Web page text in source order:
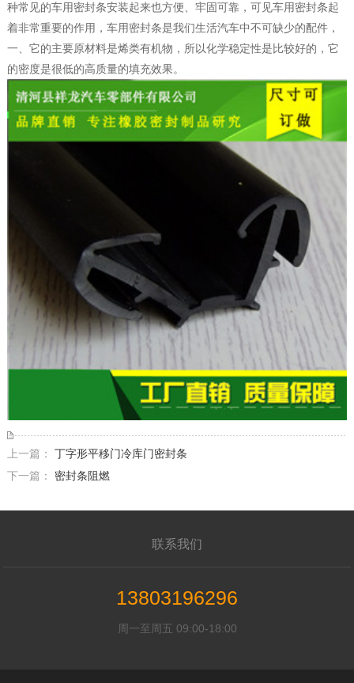
种常见的车用密封条安装起来也方便、牢固可靠，可见车用密封条起
着非常重要的作用，车用密封条是我们生活汽车中不可缺少的配件，
一、它的主要原材料是烯类有机物，所以化学稳定性是比较好的，它
的密度是很低的高质量的填充效果。
上一篇： 丁字形平移门冷库门密封条
下一篇： 密封条阻燃
联系我们
13803196296
周一至周五 09:00-18:00